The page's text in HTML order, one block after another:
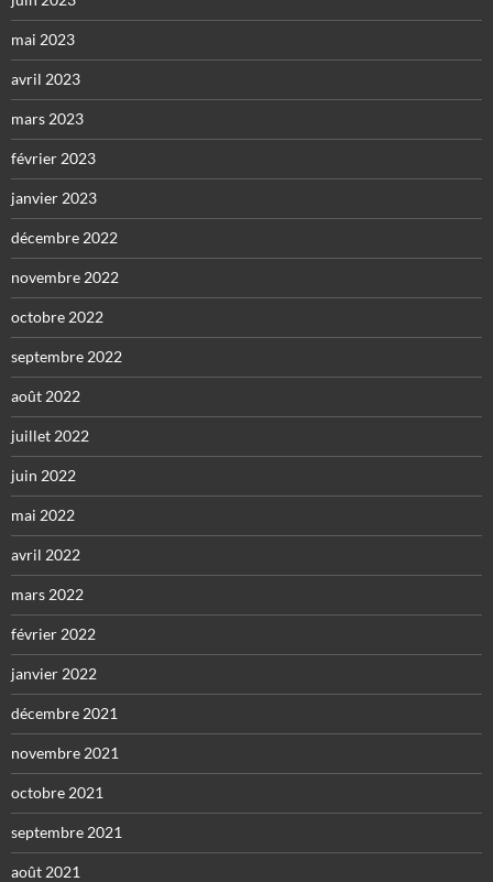
mai 2023
avril 2023
mars 2023
février 2023
janvier 2023
décembre 2022
novembre 2022
octobre 2022
septembre 2022
août 2022
juillet 2022
juin 2022
mai 2022
avril 2022
mars 2022
février 2022
janvier 2022
décembre 2021
novembre 2021
octobre 2021
septembre 2021
août 2021